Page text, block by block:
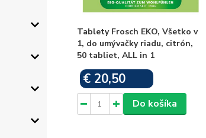
Tablety Frosch EKO, Všetko v
1, do umývačky riadu, citrón,
50 tabliet, ALL in 1
€ 20,50
Do košíka